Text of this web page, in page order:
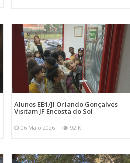
Alunos EB1/JI Orlando Gonçalves
Visitam JF Encosta do Sol
06 Maio 2026 92 K